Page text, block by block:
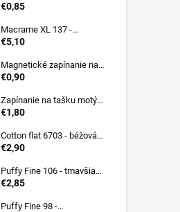
18mm
€0,85
Macrame XL 137 -
smotanová
€5,10
Magnetické zapínanie na
prišitie Ø18 mm
€0,90
Zapínanie na tašku motýľ
37x52 mm
€1,80
Cotton flat 6703 - béžová
svetlá
€2,90
Puffy Fine 106 - tmavšia
červená
€2,85
Puffy Fine 98 -